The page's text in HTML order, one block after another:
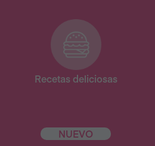
Recetas deliciosas
NUEVO